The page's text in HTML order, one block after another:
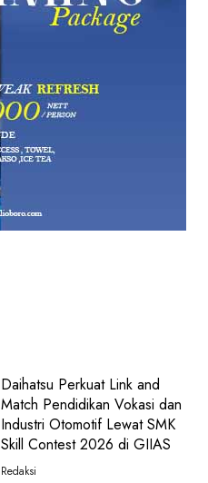
Daihatsu Perkuat Link and
Match Pendidikan Vokasi dan
Industri Otomotif Lewat SMK
Skill Contest 2026 di GIIAS
Redaksi